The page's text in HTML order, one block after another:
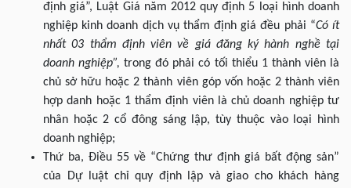
định giá”, Luật Giá năm 2012 quy định 5 loại hình doanh
nghiệp kinh doanh dịch vụ thẩm định giá đều phải “Có ít
nhất 03 thẩm định viên về giá đăng ký hành nghề tại
doanh nghiệp”,trong đó phải có tối thiểu 1 thành viên là
chủ sở hữu hoặc 2 thành viên góp vốn hoặc 2 thành viên
hợp danh hoặc 1 thẩm định viên là chủ doanh nghiệp tư
nhân hoặc 2 cổ đông sáng lập, tùy thuộc vào loại hình
doanh nghiệp;
Thứ ba, Điều 55 về “Chứng thư định giá bất động sản”
của Dự luật chỉ quy định lập và giao cho khách hàng